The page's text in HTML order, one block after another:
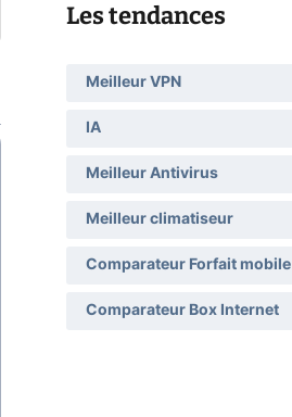
Les tendances
Meilleur VPN
IA
Meilleur Antivirus
Meilleur climatiseur
Comparateur Forfait mobile
Comparateur Box Internet